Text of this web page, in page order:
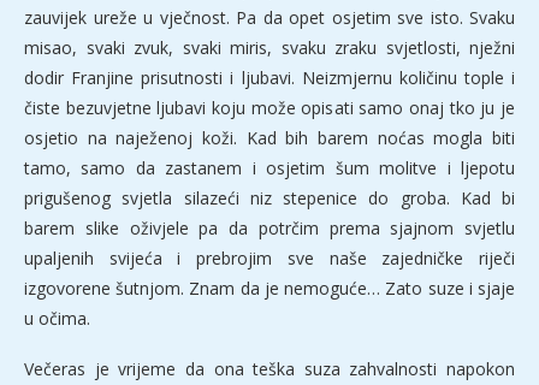
zauvijek ureže u vječnost. Pa da opet osjetim sve isto. Svaku
misao, svaki zvuk, svaki miris, svaku zraku svjetlosti, nježni
dodir Franjine prisutnosti i ljubavi. Neizmjernu količinu tople i
čiste bezuvjetne ljubavi koju može opisati samo onaj tko ju je
osjetio na naježenoj koži. Kad bih barem noćas mogla biti
tamo, samo da zastanem i osjetim šum molitve i ljepotu
prigušenog svjetla silazeći niz stepenice do groba. Kad bi
barem slike oživjele pa da potrčim prema sjajnom svjetlu
upaljenih svijeća i prebrojim sve naše zajedničke riječi
izgovorene šutnjom. Znam da je nemoguće… Zato suze i sjaje
u očima.
Večeras je vrijeme da ona teška suza zahvalnosti napokon